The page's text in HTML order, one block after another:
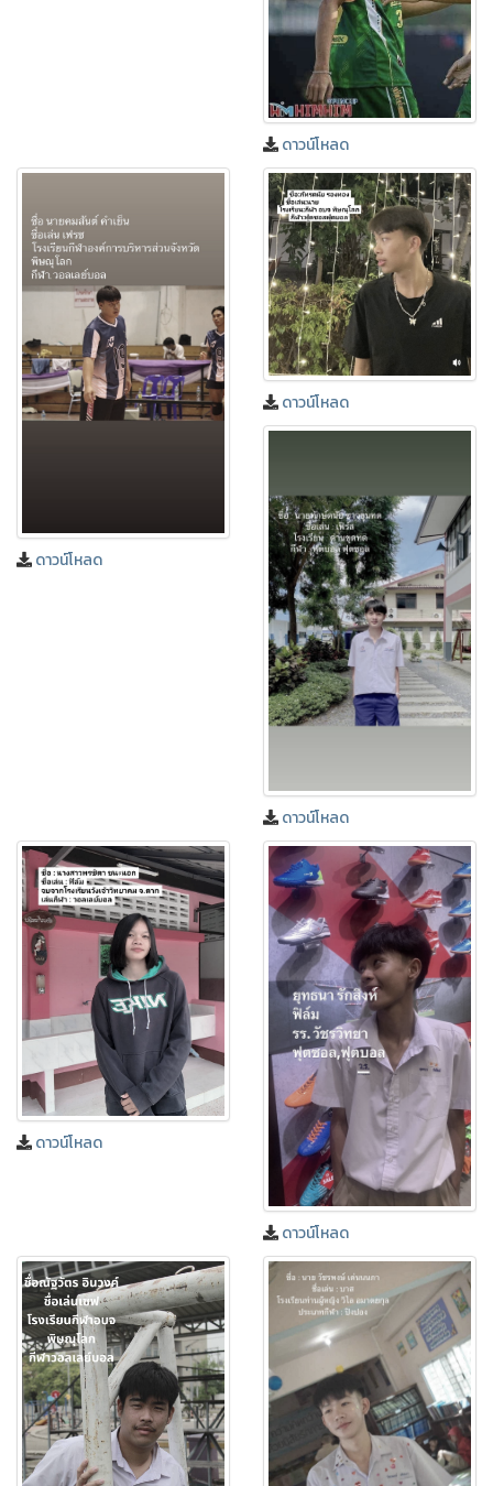
ดาวน์โหลด
ดาวน์โหลด
ดาวน์โหลด
ดาวน์โหลด
ดาวน์โหลด
ดาวน์โหลด
❅